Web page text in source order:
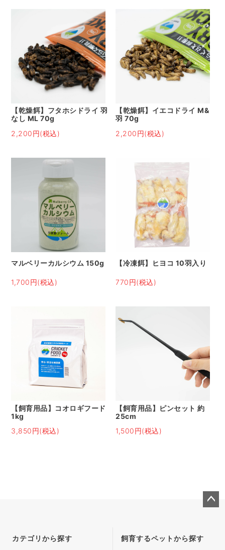
【乾燥餌】フタホシドライ 羽
なし ML 70g
2,200円(税込)
【乾燥餌】イエコドライ M&
羽 70g
2,200円(税込)
マルベリーカルシウム 150g
1,700円(税込)
【冷凍餌】ヒヨコ 10羽入り
770円(税込)
【飼育用品】コオロギフード
1kg
3,850円(税込)
【飼育用品】ピンセット 約
25cm
1,500円(税込)
カテゴリから探す 飼育するペットから探す